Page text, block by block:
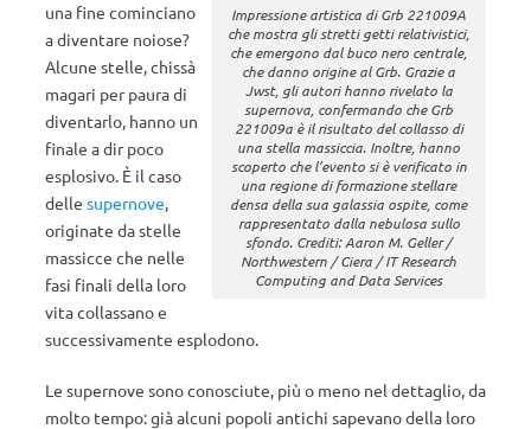
Impressione artistica di Grb 221009A
che mostra gli stretti getti relativistici,
che emergono dal buco nero centrale,
che danno origine al Grb. Grazie a
Jwst, gli autori hanno rivelato la
supernova, confermando che Grb
221009a è il risultato del collasso di
una stella massiccia. Inoltre, hanno
scoperto che l’evento si è verificato in
una regione di formazione stellare
densa della sua galassia ospite, come
rappresentato dalla nebulosa sullo
sfondo. Crediti: Aaron M. Geller /
Northwestern / Ciera / IT Research
Computing and Data Services
una fine cominciano
a diventare noiose?
Alcune stelle, chissà
magari per paura di
diventarlo, hanno un
finale a dir poco
esplosivo. È il caso
delle supernove,
originate da stelle
massicce che nelle
fasi finali della loro
vita collassano e
successivamente esplodono.
Le supernove sono conosciute, più o meno nel dettaglio, da
molto tempo: già alcuni popoli antichi sapevano della loro